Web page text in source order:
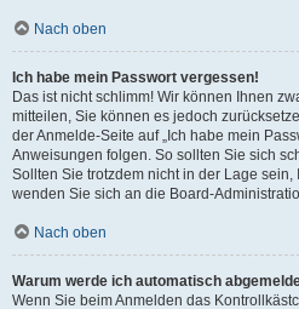
Nach oben
Ich habe mein Passwort vergessen!
Das ist nicht schlimm! Wir können Ihnen
mitteilen, Sie können es jedoch
der Anmelde-Seite auf „Ich habe mein
Anweisungen folgen. So sollten Sie sich
Sollten Sie trotzdem nicht in der Lage
wenden Sie sich an die Board-
Nach oben
Warum werde ich automatisch
Wenn Sie beim Anmelden das